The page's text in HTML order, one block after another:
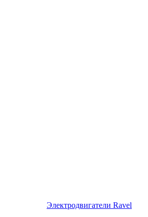
Электродвигатели Ravel